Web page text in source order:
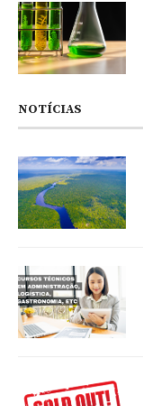
NOTÍCIAS